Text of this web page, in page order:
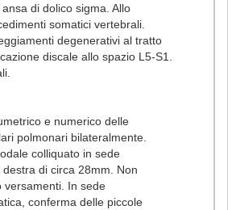
di dolico sigma. Allo
somatici vertebrali.
degenerativi al tratto
discale allo spazio L5-S1.
e numerico delle
polmonari bilateralmente.
colliquato in sede
di circa 28mm. Non
versamenti. In sede
conferma delle piccole